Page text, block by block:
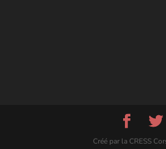
Créé par la CRESS